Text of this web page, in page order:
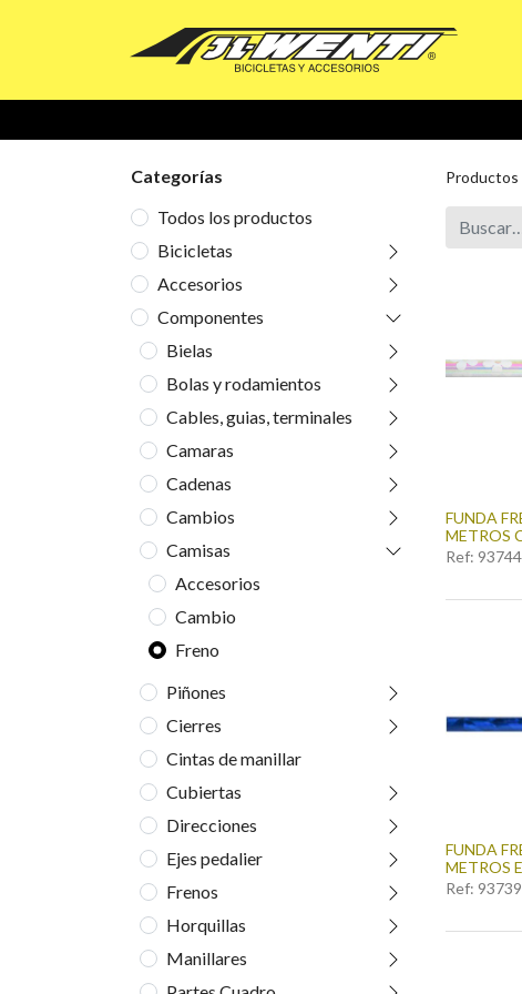
Categorías
Todos los productos
Bicicletas
Accesorios
Componentes
Bielas
Bolas y rodamientos
Cables, guias, terminales
Camaras
Cadenas
Cambios
Camisas
Accesorios
Cambio
Freno
Piñones
Cierres
Cintas de manillar
Cubiertas
Direcciones
Ejes pedalier
Frenos
Horquillas
Manillares
Productos
FUNDA
METROS
Ref: 93744
FUNDA
METROS
Ref: 93739